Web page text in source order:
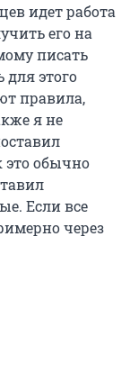
идет работа
его на
писать
для этого
правила,
я не
это обычно
Если все
через